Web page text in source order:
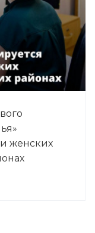
женских